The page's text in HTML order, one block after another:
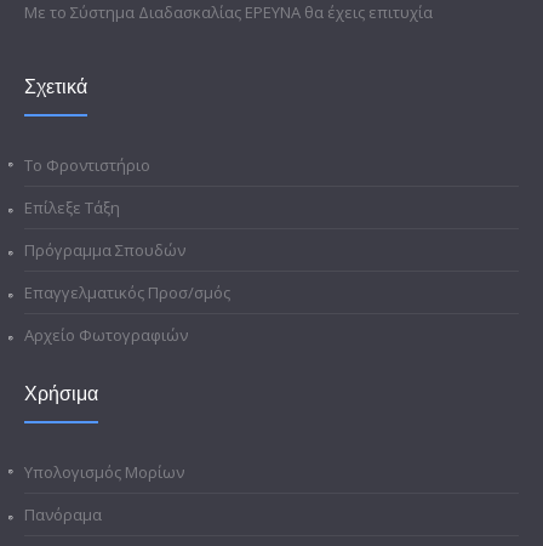
Με το Σύστημα Διαδασκαλίας ΕΡΕΥΝΑ θα έχεις επιτυχία
Σχετικά
Το Φροντιστήριο
Επίλεξε Τάξη
Πρόγραμμα Σπουδών
Επαγγελματικός Προσ/σμός
Αρχείο Φωτογραφιών
Χρήσιμα
Υπολογισμός Μορίων
Πανόραμα